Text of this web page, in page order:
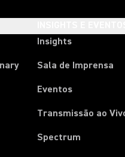
Insights
Sala de Imprensa
Eventos
Transmissão ao
Spectrum